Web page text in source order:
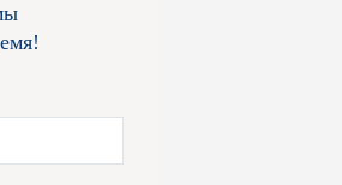
обработанная с соблюдением всех
клиента был максимально широкий
изделий мастера предприятия